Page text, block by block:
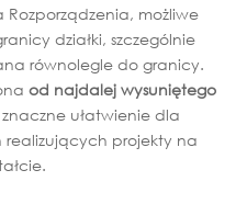
Rozporządzenia, możliwe
działki, szczególnie
równolegle do granicy.
od najdalej wysuniętego
ułatwienie dla
realizujących projekty na